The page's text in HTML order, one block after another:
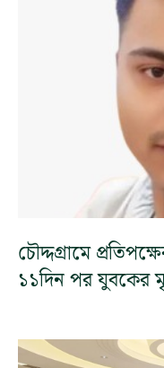
চৌদ্দগ্রামে
১১দিন পর যুবকের